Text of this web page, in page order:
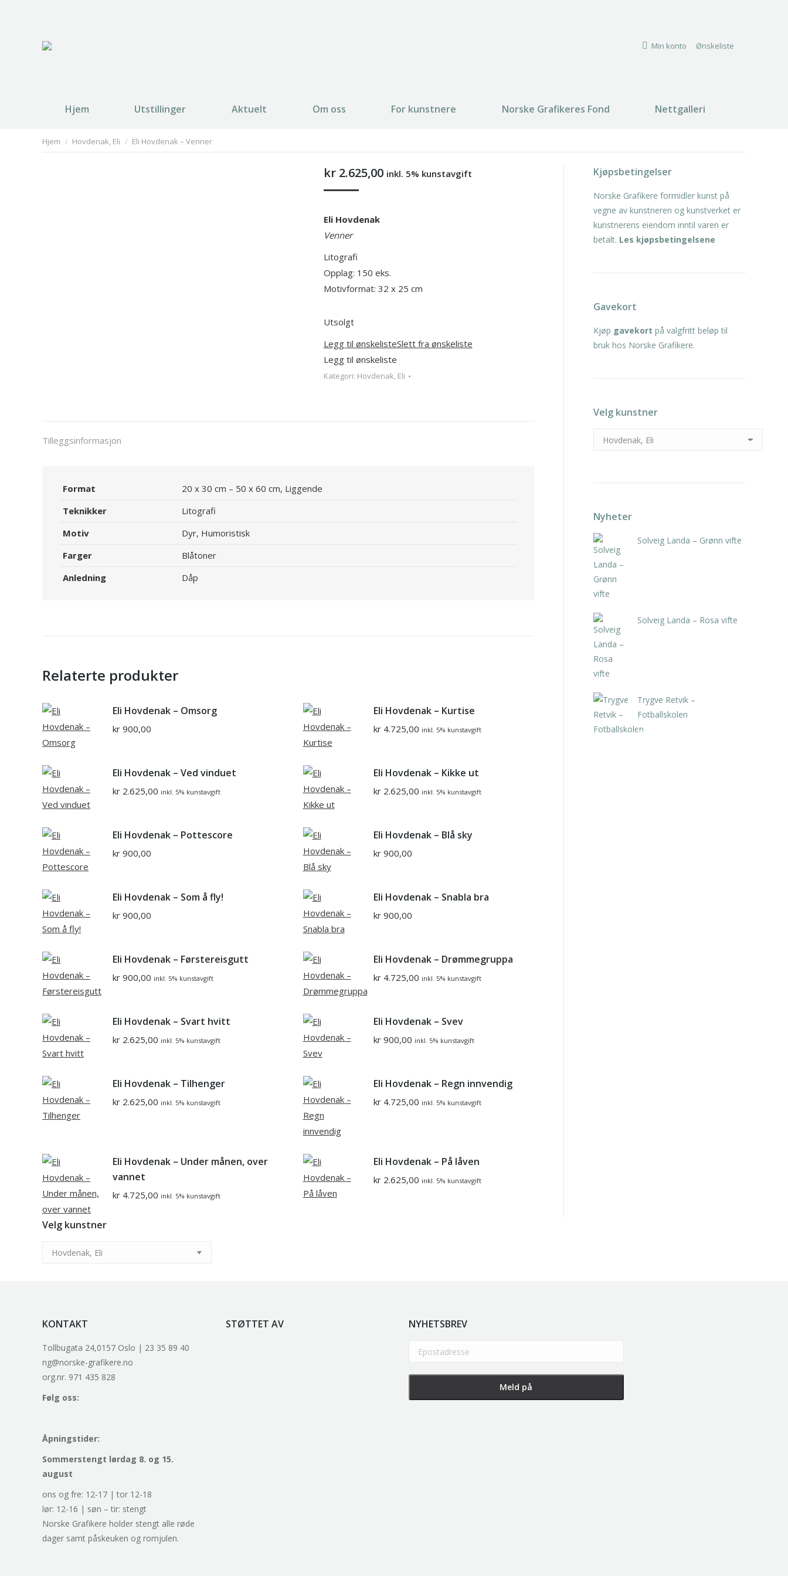
Min konto Ønskeliste
Hjem Utstillinger Aktuelt Om oss For kunstnere Norske Grafikeres Fond Nettgalleri
You are here:
Hjem Hovdenak, Eli Eli Hovdenak – Venner
Velg kunstner
kr2.625,00 inkl. 5% kunstavgift
Eli Hovdenak
Venner
Litografi
Opplag: 150 eks.
Motivformat: 32 x 25 cm
Utsolgt
Legg til ønskelisteSlett fra ønskeliste
Legg til ønskeliste
Kategori: Hovdenak, Eli
Tilleggsinformasjon
Format
20 x 30 cm – 50 x 60 cm, Liggende
Teknikker
Litografi
Motiv
Dyr, Humoristisk
Farger
Blåtoner
Anledning
Dåp
Relaterte produkter
Eli Hovdenak – Omsorg
kr 900,00
Eli Hovdenak – Kurtise
kr4.725,00 inkl. 5% kunstavgift
Eli Hovdenak – Ved vinduet
kr 2.625,00 inkl. 5% kunstavgift
Eli Hovdenak – Kikke ut
kr2.625,00 inkl. 5% kunstavgift
Eli Hovdenak – Pottescore
kr 900,00
Eli Hovdenak – Blå sky
kr900,00
Eli Hovdenak – Som å fly!
kr 900,00
Eli Hovdenak – Snabla bra
kr900,00
Eli Hovdenak – Førstereisgutt
kr 900,00 inkl. 5% kunstavgift
Eli Hovdenak – Drømmegruppa
kr4.725,00 inkl. 5% kunstavgift
Eli Hovdenak – Svart hvitt
kr 2.625,00 inkl. 5% kunstavgift
Eli Hovdenak – Svev
kr900,00 inkl. 5% kunstavgift
Eli Hovdenak – Tilhenger
kr 2.625,00 inkl. 5% kunstavgift
Eli Hovdenak – Regn innvendig
kr4.725,00 inkl. 5% kunstavgift
Eli Hovdenak – Under månen, over
vannet
kr 4.725,00 inkl. 5% kunstavgift
Eli Hovdenak – På låven
kr2.625,00 inkl. 5% kunstavgift
Kjøpsbetingelser
Norske Grafikere formidler kunst på
vegne av kunstneren og kunstverket er
kunstnerens eiendom inntil varen er
betalt. Les kjøpsbetingelsene
Gavekort
Kjøp gavekort på valgfritt beløp til
bruk hos Norske Grafikere.
Velg kunstner
Nyheter
Solveig Landa – Grønn vifte
Solveig Landa – Rosa vifte
Trygve Retvik –
Fotballskolen
kr
KONTAKT
Tollbugata 24,0157 Oslo | 23 35 89 40
ng@norske-grafikere.no
org.nr. 971 435 828
Følg oss:
Åpningstider:
Sommerstengt lørdag 8. og 15.
august
ons og fre: 12-17 | tor 12-18
lør: 12-16 | søn – tir: stengt
Norske Grafikere holder stengt alle røde
dager samt påskeuken og romjulen.
STØTTET AV NYHETSBREV